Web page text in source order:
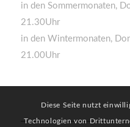
in den Sommermonaten,
21.30Uhr
in den Wintermonaten,
21.00Uhr
Diese Seite nutzt
Technologien von